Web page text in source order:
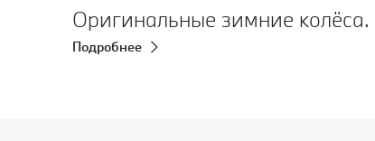
Оригинальные зимние колёса.
Подробнее